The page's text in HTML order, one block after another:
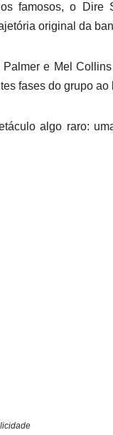
famosos, o Dire
original da
e Mel
fases do grupo ao
algo raro: